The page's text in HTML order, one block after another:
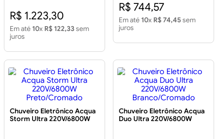
R$ 1.223,30
Em até 10x R$ 122,33sem
juros
R$ 744,57
Em até 10x R$ 74,45sem
juros
Chuveiro Eletrônico Acqua
Storm Ultra 220V/6800W
Chuveiro Eletrônico Acqua
Duo Ultra 220V/6800W